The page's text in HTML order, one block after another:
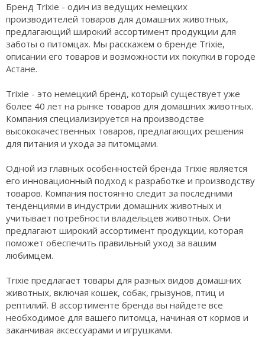
Бренд Trixie - один из ведущих немецких
производителей товаров для домашних животных,
предлагающий широкий ассортимент продукции для
заботы о питомцах. Мы расскажем о бренде Trixie,
описании его товаров и возможности их покупки в городе
Астане.
Trixie - это немецкий бренд, который существует уже
более 40 лет на рынке товаров для домашних животных.
Компания специализируется на производстве
высококачественных товаров, предлагающих решения
для питания и ухода за питомцами.
Одной из главных особенностей бренда Trixie является
его инновационный подход к разработке и производству
товаров. Компания постоянно следит за последними
тенденциями в индустрии домашних животных и
учитывает потребности владельцев животных. Они
предлагают широкий ассортимент продукции, которая
поможет обеспечить правильный уход за вашим
любимцем.
Trixie предлагает товары для разных видов домашних
животных, включая кошек, собак, грызунов, птиц и
рептилий. В ассортименте бренда вы найдете все
необходимое для вашего питомца, начиная от кормов и
заканчивая аксессуарами и игрушками.